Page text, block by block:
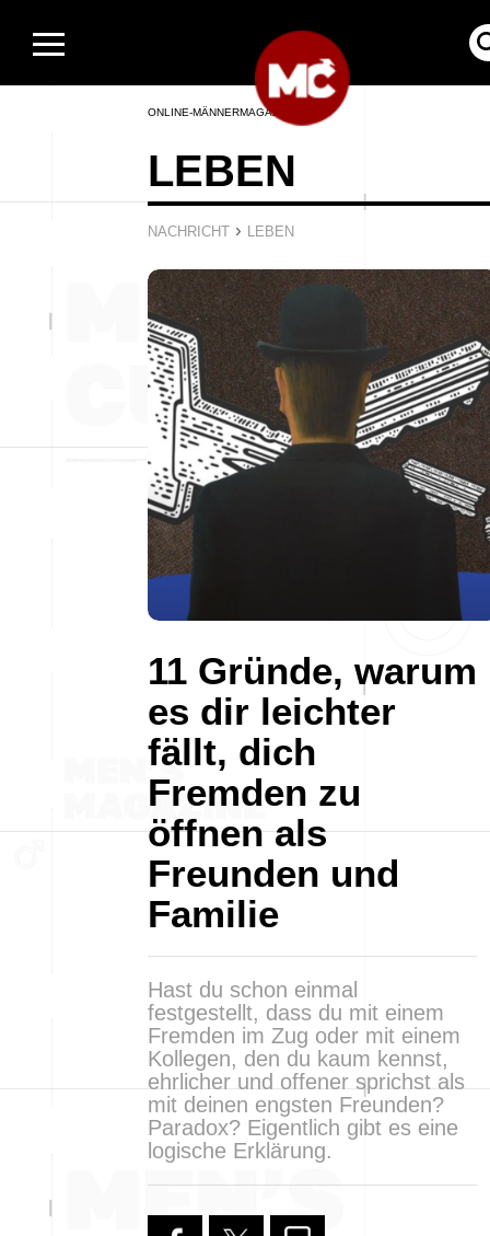
ONLINE-MÄNNERMAGAZIN
LEBEN
NACHRICHT › LEBEN
11 Gründe, warum
es dir leichter
fällt, dich
Fremden zu
öffnen als
Freunden und
Familie
Hast du schon einmal
festgestellt, dass du mit einem
Fremden im Zug oder mit einem
Kollegen, den du kaum kennst,
ehrlicher und offener sprichst als
mit deinen engsten Freunden?
Paradox? Eigentlich gibt es eine
logische Erklärung.